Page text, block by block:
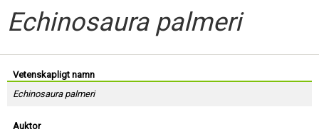
Echinosaura palmeri
Vetenskapligt namn
Echinosaura palmeri
Auktor
Lösenord: